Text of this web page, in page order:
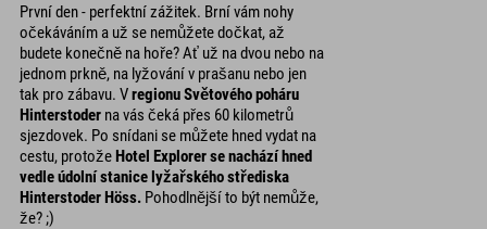
První den - perfektní zážitek. Brní vám nohy
očekáváním a už se nemůžete dočkat, až
budete konečně na hoře? Ať už na dvou nebo na
jednom prkně, na lyžování v prašanu nebo jen
tak pro zábavu. Vregionu Světového poháru
Hinterstoder na vás čeká přes 60 kilometrů
sjezdovek. Po snídani se můžete hned vydat na
cestu, protožeHotel Explorer se nachází hned
vedle údolní stanice lyžařského střediska
Hinterstoder Höss. Pohodlnější to být nemůže,
že? ;)